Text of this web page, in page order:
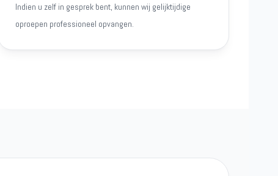
Indien u zelf in gesprek bent, kunnen wij gelijktijdige
oproepen professioneel opvangen.